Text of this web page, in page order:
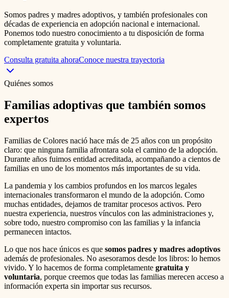
Somos padres y madres adoptivos, y también profesionales con
décadas de experiencia en adopción nacional e internacional.
Ponemos todo nuestro conocimiento a tu disposición de forma
completamente gratuita y voluntaria.
Consulta gratuita ahoraConoce nuestra trayectoria
Quiénes somos
Familias adoptivas que también somos
expertos
Familias de Colores nació hace más de 25 años con un propósito
claro: que ninguna familia afrontara sola el camino de la adopción.
Durante años fuimos entidad acreditada, acompañando a cientos de
familias en uno de los momentos más importantes de su vida.
La pandemia y los cambios profundos en los marcos legales
internacionales transformaron el mundo de la adopción. Como
muchas entidades, dejamos de tramitar procesos activos. Pero
nuestra experiencia, nuestros vínculos con las administraciones y,
sobre todo, nuestro compromiso con las familias y la infancia
permanecen intactos.
Lo que nos hace únicos es que somos padres y madres adoptivos
además de profesionales. No asesoramos desde los libros: lo hemos
vivido. Y lo hacemos de forma completamente gratuita y
voluntaria, porque creemos que todas las familias merecen acceso a
información experta sin importar sus recursos.